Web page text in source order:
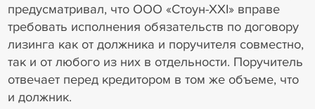
предусматривал, что ООО «Стоун-XXI» вправе
требовать исполнения обязательств по договору
лизинга как от должника и поручителя совместно,
так и от любого из них в отдельности. Поручитель
отвечает перед кредитором в том же объеме, что
и должник.